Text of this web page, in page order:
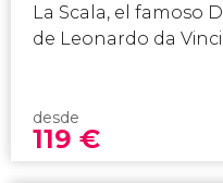
La Scala, el famoso
de Leonardo da Vinci.
desde
119 €